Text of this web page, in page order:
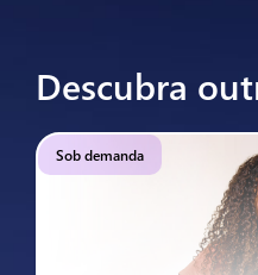
Descubra
Sob demanda